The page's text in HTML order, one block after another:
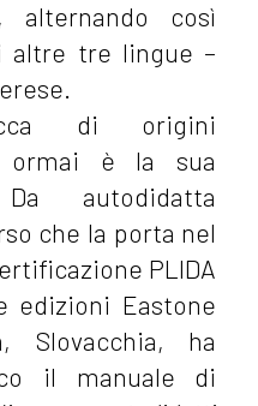
della
giovani
Šebőková
alternando così
altre tre lingue –
di origini
ormai è la sua
autodidatta
che la porta nel
PLIDA
edizioni Eastone
Slovacchia, ha
il manuale di